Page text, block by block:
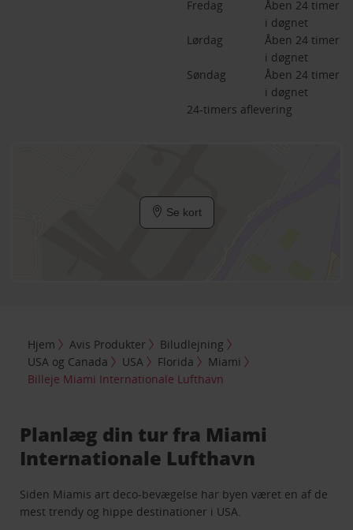
Fredag
Åben 24 timer
i døgnet
Lørdag
Åben 24 timer
i døgnet
Søndag
Åben 24 timer
i døgnet
24-timers aflevering
Se kort
Hjem Avis Produkter
Biludlejning
USA og Canada
USA Florida
Miami
Billeje Miami Internationale Lufthavn
Planlæg din tur fra Miami
Internationale Lufthavn
Siden Miamis art deco-bevægelse har byen været en af de
mest trendy og hippe destinationer i USA.